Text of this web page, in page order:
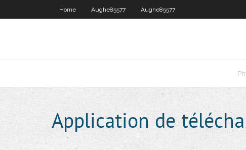
Home Aughe85577 Aughe85577
Application de